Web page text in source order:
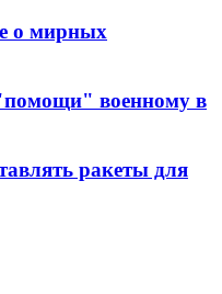
о мирных
военному в
ракеты для